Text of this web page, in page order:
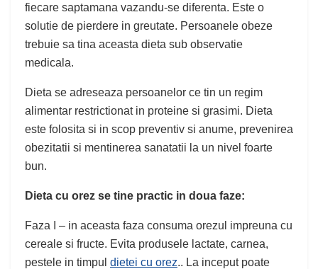
fiecare saptamana vazandu-se diferenta. Este o
solutie de pierdere in greutate. Persoanele obeze
trebuie sa tina aceasta dieta sub observatie
medicala.
Dieta se adreseaza persoanelor ce tin un regim
alimentar restrictionat in proteine si grasimi. Dieta
este folosita si in scop preventiv si anume, prevenirea
obezitatii si mentinerea sanatatii la un nivel foarte
bun.
Dieta cu orez se tine practic in doua faze:
Faza I – in aceasta faza consuma orezul impreuna cu
cereale si fructe. Evita produsele lactate, carnea,
pestele in timpul dietei cu orez.. La inceput poate